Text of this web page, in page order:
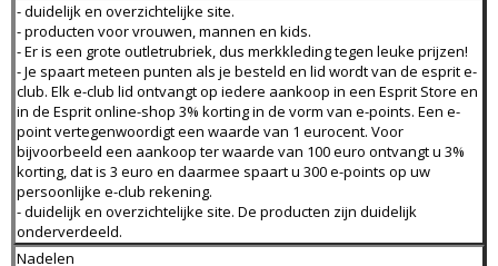
- duidelijk en overzichtelijke site.
- producten voor vrouwen, mannen en kids.
- Er is een grote outletrubriek, dus merkkleding tegen leuke prijzen!
- Je spaart meteen punten als je besteld en lid wordt van de esprit e-
club. Elk e-club lid ontvangt op iedere aankoop in een Esprit Store en
in de Esprit online-shop 3% korting in de vorm van e-points. Een e-
point vertegenwoordigt een waarde van 1 eurocent. Voor
bijvoorbeeld een aankoop ter waarde van 100 euro ontvangt u 3%
korting, dat is 3 euro en daarmee spaart u 300 e-points op uw
persoonlijke e-club rekening.
- duidelijk en overzichtelijke site. De producten zijn duidelijk
onderverdeeld.
Nadelen